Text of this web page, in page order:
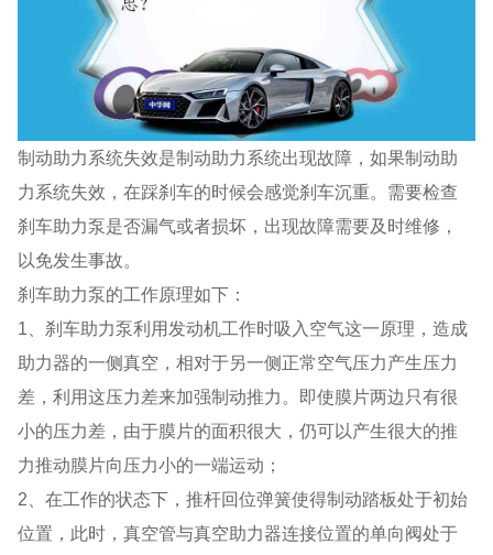
制动助力系统失效是制动助力系统出现故障，如果制动助
力系统失效，在踩刹车的时候会感觉刹车沉重。需要检查
刹车助力泵是否漏气或者损坏，出现故障需要及时维修，
以免发生事故。
刹车助力泵的工作原理如下：
1、刹车助力泵利用发动机工作时吸入空气这一原理，造成
助力器的一侧真空，相对于另一侧正常空气压力产生压力
差，利用这压力差来加强制动推力。即使膜片两边只有很
小的压力差，由于膜片的面积很大，仍可以产生很大的推
力推动膜片向压力小的一端运动；
2、在工作的状态下，推杆回位弹簧使得制动踏板处于初始
位置，此时，真空管与真空助力器连接位置的单向阀处于